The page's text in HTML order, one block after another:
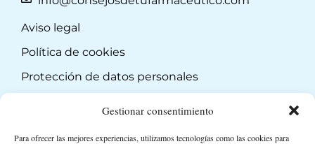
Gestionar consentimiento
Para ofrecer las mejores experiencias, utilizamos tecnologías como las cookies para
Aviso legal
Política de cookies
Protección de datos personales